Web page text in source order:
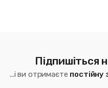
Підпишіться
...і ви отримаєте постійну